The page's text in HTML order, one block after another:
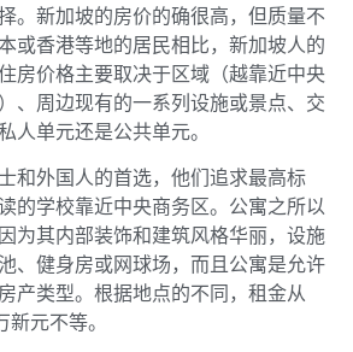
。新加坡的房价的确很高，但质量不
或香港等地的居民相比，新加坡人的
房价格主要取决于区域（越靠近中央
、周边现有的一系列设施或景点、交
人单元还是公共单元。
和外国人的首选，他们追求最高标
的学校靠近中央商务区。公寓之所以
为其内部装饰和建筑风格华丽，设施
、健身房或网球场，而且公寓是允许
产类型。根据地点的不同，租金从
元不等。